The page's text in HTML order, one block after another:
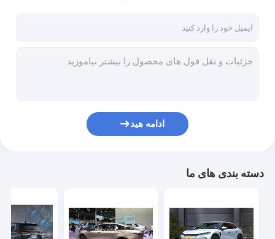
ادامه هید
دسته بندی های ما